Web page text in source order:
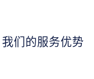
我们的服务优势